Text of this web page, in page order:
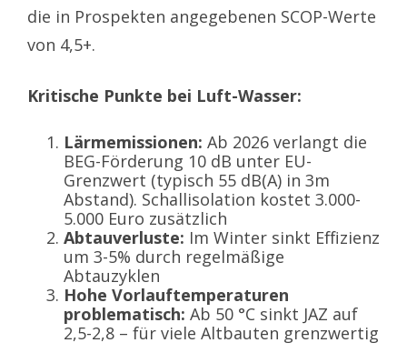
die in Prospekten angegebenen SCOP-Werte
von 4,5+.
Kritische Punkte bei Luft-Wasser:
Lärmemissionen: Ab 2026 verlangt die
BEG-Förderung 10 dB unter EU-
Grenzwert (typisch 55 dB(A) in 3m
Abstand). Schallisolation kostet 3.000-
5.000 Euro zusätzlich
Abtauverluste: Im Winter sinkt Effizienz
um 3-5% durch regelmäßige
Abtauzyklen
Hohe Vorlauftemperaturen
problematisch: Ab 50 °C sinkt JAZ auf
2,5-2,8 – für viele Altbauten grenzwertig